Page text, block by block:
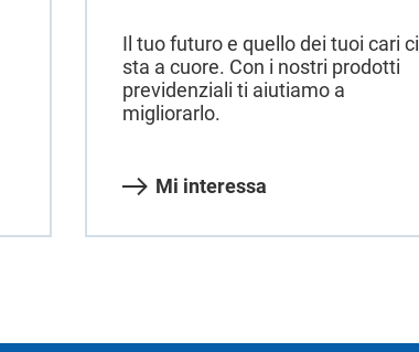
Il tuo futuro e quello dei tuoi cari ci
sta a cuore. Con i nostri prodotti
previdenziali ti aiutiamo a
migliorarlo.
Mi interessa